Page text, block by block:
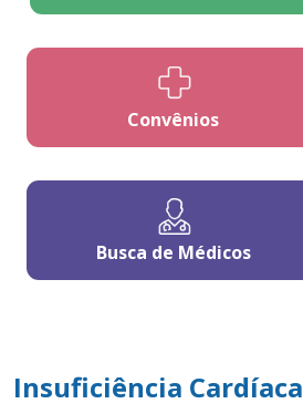
Convênios
Busca de Médicos
Insuficiência Cardíaca